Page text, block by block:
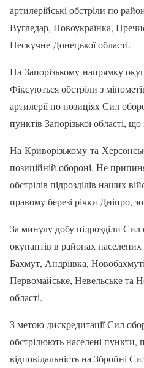
артилерійські обстріли по
Вугледар, Новоукраїнка,
Нескучне Донецької області.
На Запорізькому напрямку
Фіксуються обстріли з
артилерії по позиціях Сил
пунктів Запорізької області, що
На Криворізькому та
позиційній обороні. Не
обстрілів підрозділів наших
правому березі річки Дніпро,
За минулу добу підрозділи
окупантів в районах
Бахмут, Андріївка,
Первомайське, Невельське та
області.
З метою дискредитації Сил
обстрілюють населені пункти,
відповідальність на Збройні